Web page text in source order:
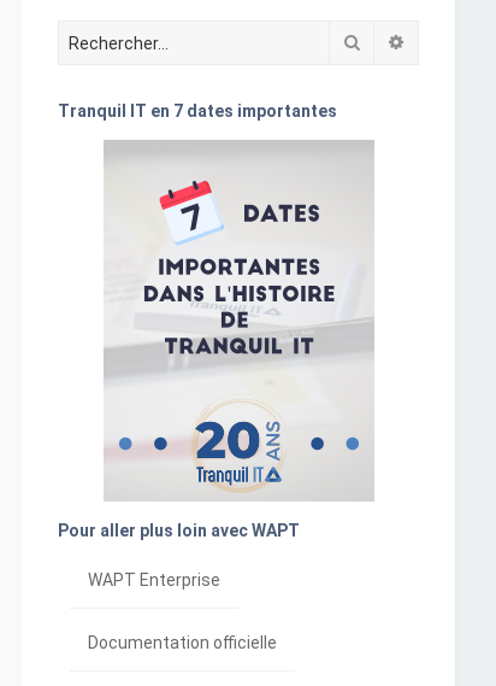
Rechercher
Tranquil IT en 7 dates importantes
Pour aller plus loin avec WAPT
WAPT Enterprise
Documentation officielle